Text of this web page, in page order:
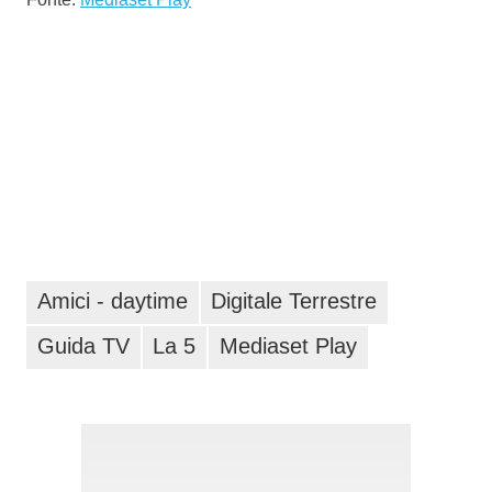
Amici - daytime
Digitale Terrestre
Guida TV
La 5 Mediaset Play